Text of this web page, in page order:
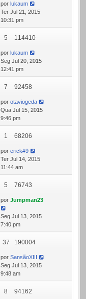
por lukaum
Ter Jul 21, 2015
10:31 pm
5 114410
por lukaum
Seg Jul 20, 2015
12:41 pm
7 92458
por otaviogeda
Qua Jul 15, 2015
9:46 pm
1 68206
por erick#9
Ter Jul 14, 2015
11:44 am
5 76743
por Jumpman23
Seg Jul 13, 2015
7:40 pm
37 190004
por SansãoXIII
Seg Jul 13, 2015
9:48 am
8 94162